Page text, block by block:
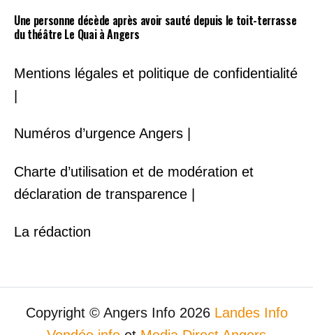
Une personne décède après avoir sauté depuis le toit-terrasse
du théâtre Le Quai à Angers
Mentions légales et politique de confidentialité
|
Numéros d’urgence Angers |
Charte d’utilisation et de modération et
déclaration de transparence |
La rédaction
Copyright © Angers Info 2026 Landes Info